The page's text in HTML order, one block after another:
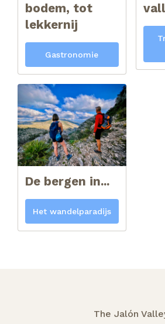
bodem, tot
lekkernij
Gastronomie
De bergen in...
Het wandelparadijs
The Jalón